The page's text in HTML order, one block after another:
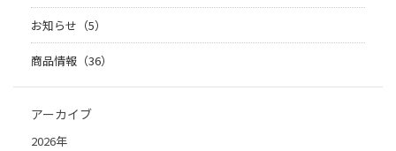
お知らせ（5）
商品情報（36）
アーカイブ
2026年